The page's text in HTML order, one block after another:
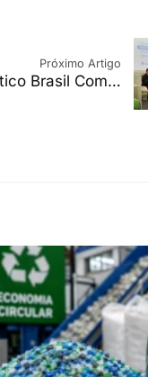
Próximo Artigo
Brasil Com…